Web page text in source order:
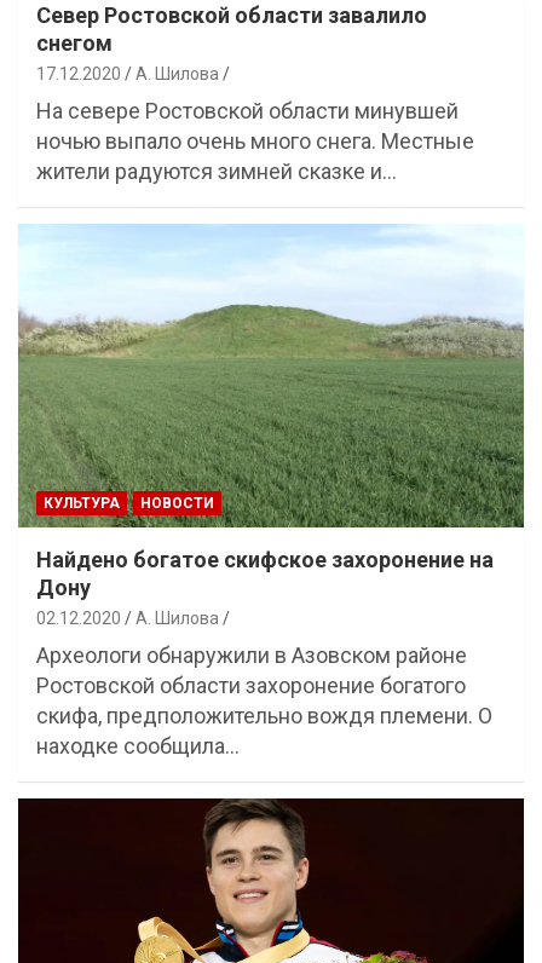
Север Ростовской области завалило
снегом
17.12.2020 А. Шилова
На севере Ростовской области минувшей
ночью выпало очень много снега. Местные
жители радуются зимней сказке и…
КУЛЬТУРА НОВОСТИ
Найдено богатое скифское захоронение на
Дону
02.12.2020 А. Шилова
Археологи обнаружили в Азовском районе
Ростовской области захоронение богатого
скифа, предположительно вождя племени. О
находке сообщила…